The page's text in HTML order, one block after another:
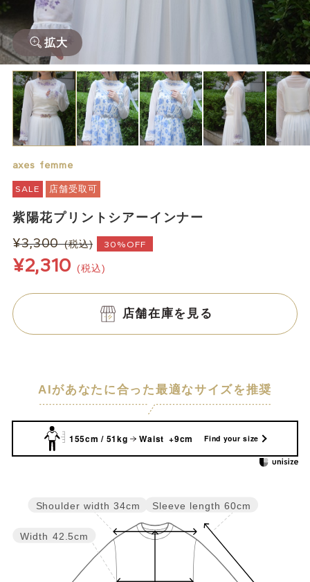
拡大
axes femme
SALE 店舗受取可
紫陽花プリントシアーインナー
¥3,300 (税込) 30%OFF
¥2,310 (税込)
店舗在庫を見る
AIがあなたに合った最適なサイズを推奨
155cm / 51kg Waist +9cm Find your size
Sleeve length 60cm
Width 42.5cm
Shoulder width 34cm